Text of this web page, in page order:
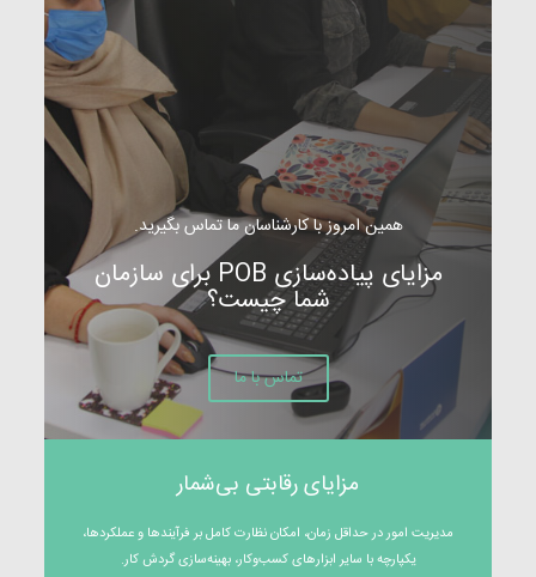
همین امروز با کارشناسان ما تماس بگیرید.
مزایای پیاده‌سازی POB برای سازمان
شما چیست؟
تماس با ما
مزایای رقابتی بی‌شمار
مديريت امور در حداقل زمان، امکان نظارت کامل بر فرآیندها و عملکردها،
یکپارچه با سایر ابزارهای کسب‌وکار، بهینه‌سازی گردش کار.